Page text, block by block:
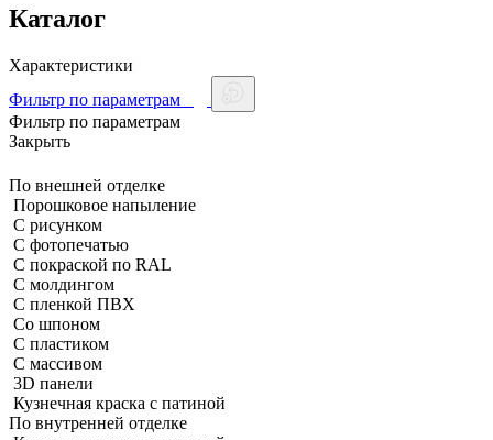
Каталог
Характеристики
Фильтр по параметрам
Фильтр по параметрам
Закрыть
По внешней отделке
Порошковое напыление
С рисунком
С фотопечатью
С покраской по RAL
С молдингом
С пленкой ПВХ
Со шпоном
С пластиком
С массивом
3D панели
Кузнечная краска с патиной
По внутренней отделке